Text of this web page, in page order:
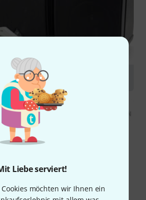
Liebe serviert!
möchten wir Ihnen ein